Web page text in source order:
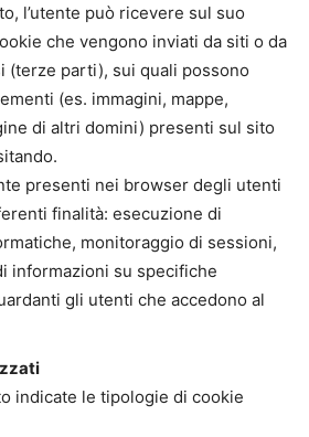
l’utente può ricevere sul suo
che vengono inviati da siti o da
(terze parti), sui quali possono
(es. immagini, mappe,
di altri domini) presenti sul sito
presenti nei browser degli utenti
finalità: esecuzione di
monitoraggio di sessioni,
informazioni su specifiche
gli utenti che accedono al
indicate le tipologie di cookie